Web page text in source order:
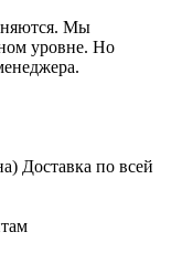
Мы
уровне. Но
Доставка по всей